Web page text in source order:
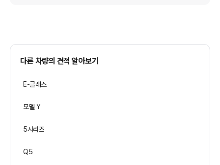
다른 차량의 견적 알아보기
E-클래스
모델 Y
5시리즈
Q5